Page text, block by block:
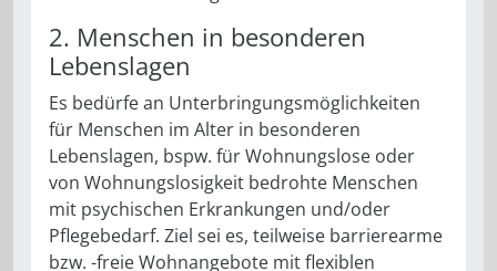
2. Menschen in besonderen
Lebenslagen
Es bedürfe an Unterbringungsmöglichkeiten
für Menschen im Alter in besonderen
Lebenslagen, bspw. für Wohnungslose oder
von Wohnungslosigkeit bedrohte Menschen
mit psychischen Erkrankungen und/oder
Pflegebedarf. Ziel sei es, teilweise barrierearme
bzw. -freie Wohnangebote mit flexiblen